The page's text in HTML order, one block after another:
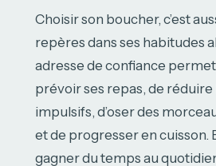
Choisir son boucher, c’est
repères dans ses habitudes
adresse de confiance
prévoir ses repas, de réduire
impulsifs, d’oser des
et de progresser en cuisson.
gagner du temps au